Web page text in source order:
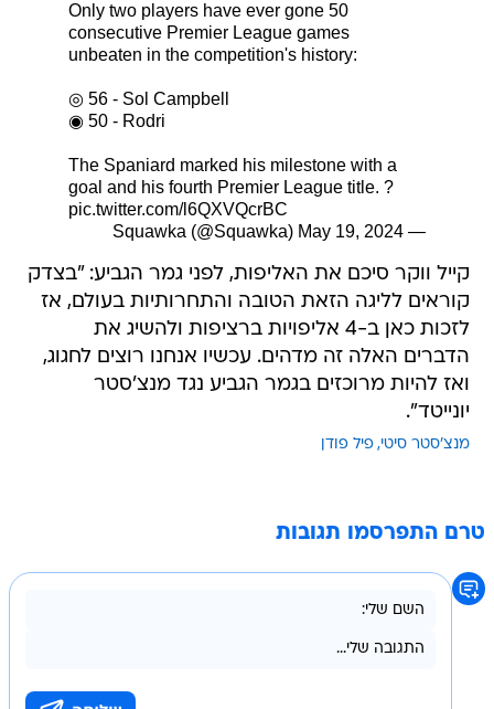
Only two players have ever gone 50
consecutive Premier League games
unbeaten in the competition's history:
◎ 56 - Sol Campbell
◉ 50 - Rodri
The Spaniard marked his milestone with a
goal and his fourth Premier League title. ?
pic.twitter.com/l6QXVQcrBC
— Squawka (@Squawka)
May 19, 2024
קייל ווקר סיכם את האליפות, לפני גמר הגביע: "בצדק
קוראים לליגה הזאת הטובה והתחרותיות בעולם, אז
לזכות כאן ב-4 אליפויות ברציפות ולהשיג את
הדברים האלה זה מדהים. עכשיו אנחנו רוצים לחגוג,
ואז להיות מרוכזים בגמר הגביע נגד מנצ'סטר
יונייטד".
מנצ'סטר סיטי פיל פודן
טרם התפרסמו תגובות